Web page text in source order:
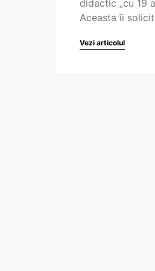
didactic „cu 19
Aceasta îi
Vezi articolul